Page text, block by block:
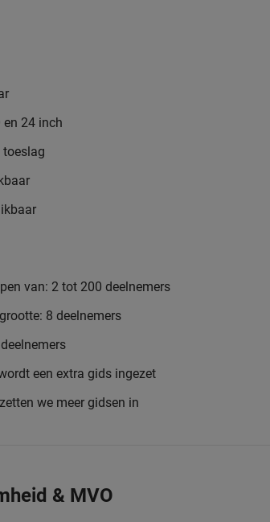
en 24 inch
toeslag
van: 2 tot 200 deelnemers
8 deelnemers
een extra gids ingezet
we meer gidsen in
& MVO